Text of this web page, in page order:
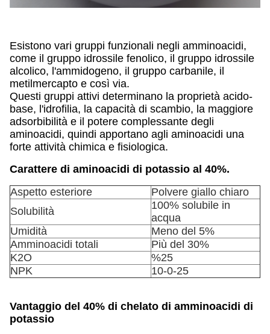
Esistono vari gruppi funzionali negli amminoacidi,
come il gruppo idrossile fenolico, il gruppo idrossile
alcolico, l'ammidogeno, il gruppo carbanile, il
metilmercapto e così via.
Questi gruppi attivi determinano la proprietà acido-
base, l'idrofilia, la capacità di scambio, la maggiore
adsorbibilità e il potere complessante degli
aminoacidi, quindi apportano agli aminoacidi una
forte attività chimica e fisiologica.
Carattere di aminoacidi di potassio al 40%.
Aspetto esteriore
Polvere giallo chiaro
Solubilità
100% solubile in
acqua
Umidità
Meno del 5%
Amminoacidi totali
Più del 30%
K2O
%25
NPK
10-0-25
Vantaggio del 40% di chelato di amminoacidi di
potassio